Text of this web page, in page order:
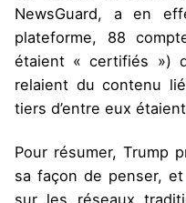
NewsGuard, a en
plateforme, 88
étaient « certifiés »)
relaient du contenu
tiers d’entre eux
Pour résumer, Trump
sa façon de penser,
sur les réseaux